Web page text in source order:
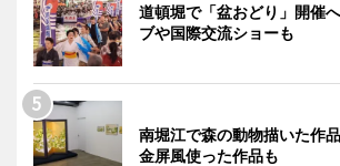
道頓堀で「盆おどり」開催
ブや国際交流ショーも
南堀江で森の動物描いた作
金屏風使った作品も